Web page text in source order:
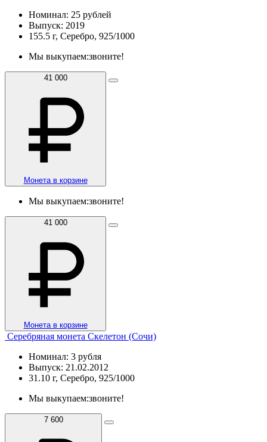
Номинал: 25 рублей
Выпуск: 2019
155.5 г, Серебро, 925/1000
Мы выкупаем:звоните!
41 000
Монета в корзине
Мы выкупаем:звоните!
41 000
Монета в корзине
Серебряная монета Скелетон (Сочи)
Номинал: 3 рубля
Выпуск: 21.02.2012
31.10 г, Серебро, 925/1000
Мы выкупаем:звоните!
7 600